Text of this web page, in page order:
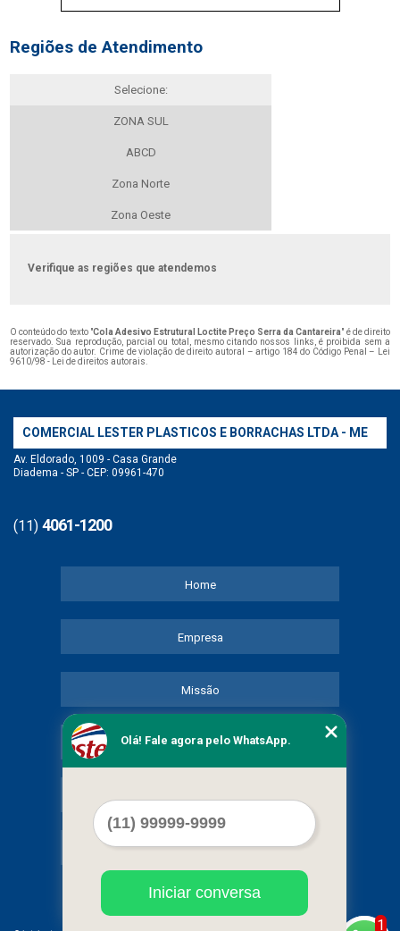
Regiões de Atendimento
Selecione:
ZONA SUL
ABCD
Zona Norte
Zona Oeste
Verifique as regiões que atendemos
O conteúdo do texto "Cola Adesivo Estrutural Loctite Preço Serra da Cantareira" é de direito
reservado. Sua reprodução, parcial ou total, mesmo citando nossos links, é proibida sem a
autorização do autor. Crime de violação de direito autoral – artigo 184 do Código Penal – Lei
9610/98 - Lei de direitos autorais.
COMERCIAL LESTER PLASTICOS E BORRACHAS LTDA - ME
Av. Eldorado, 1009 - Casa Grande
Diadema - SP - CEP: 09961-470
(11) 4061-1200
Home
Empresa
Missão
Serviços
Mapa do site
1
Olá! Fale agora pelo WhatsApp.
Iniciar conversa